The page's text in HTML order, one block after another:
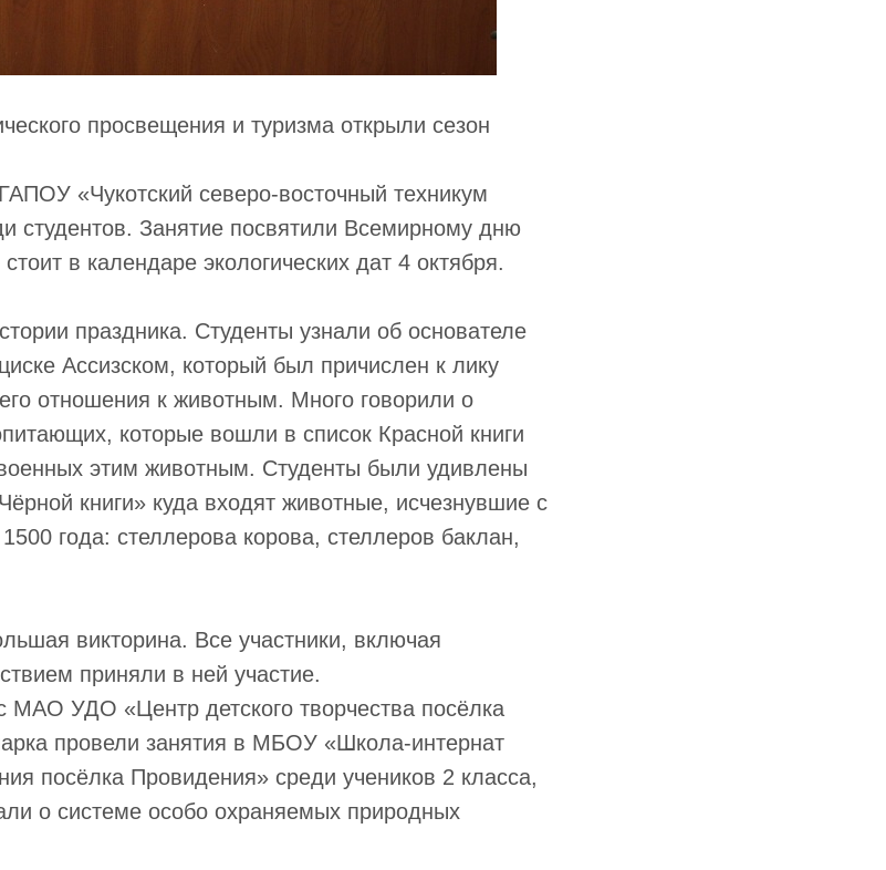
просвещения и туризма открыли сезон
«Чукотский северо-восточный техникум
студентов. Занятие посвятили Всемирному дню
в календаре экологических дат 4 октября.
праздника. Студенты узнали об основателе
Ассизском, который был причислен к лику
отношения к животным. Много говорили о
которые вошли в список Красной книги
этим животным. Студенты были удивлены
книги» куда входят животные, исчезнувшие с
года: стеллерова корова, стеллеров баклан,
викторина. Все участники, включая
приняли в ней участие.
МАО УДО «Центр детского творчества посёлка
провели занятия в МБОУ «Школа-интернат
посёлка Провидения» среди учеников 2 класса,
о системе особо охраняемых природных